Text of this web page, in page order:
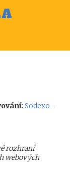
Sodexo -
rozhraní
webových